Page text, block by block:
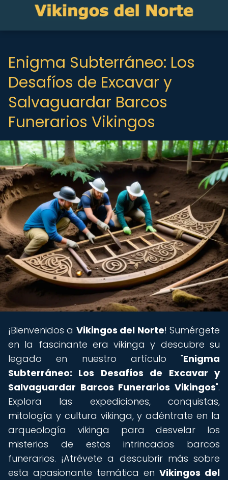
Enigma Subterráneo: Los
Desafíos de Excavar y
Salvaguardar Barcos
Funerarios Vikingos
¡Bienvenidos a Vikingos del Norte! Sumérgete
en la fascinante era vikinga y descubre su
legado en nuestro artículo "Enigma
Subterráneo: Los Desafíos de Excavar y
Salvaguardar Barcos Funerarios Vikingos".
Explora las expediciones, conquistas,
mitología y cultura vikinga, y adéntrate en la
arqueología vikinga para desvelar los
misterios de estos intrincados barcos
funerarios. ¡Atrévete a descubrir más sobre
esta apasionante temática en Vikingos del